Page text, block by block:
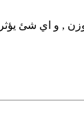
كتير من الوزن , و